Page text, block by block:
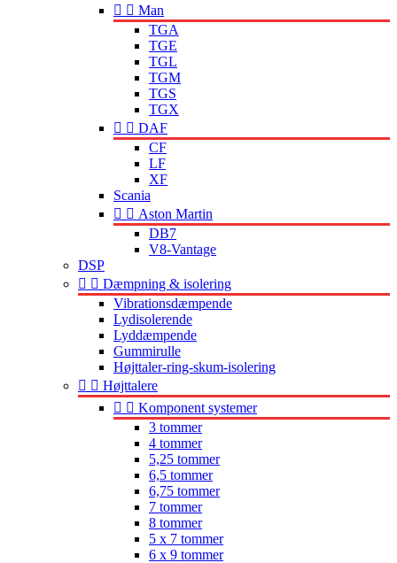
  Man
TGA
TGE
TGL
TGM
TGS
TGX
  DAF
CF
LF
XF
Scania
  Aston Martin
DB7
V8-Vantage
DSP
  Dæmpning & isolering
Vibrationsdæmpende
Lydisolerende
Lyddæmpende
Gummirulle
Højttaler-ring-skum-isolering
  Højttalere
  Komponent systemer
3 tommer
4 tommer
5,25 tommer
6,5 tommer
6,75 tommer
7 tommer
8 tommer
5 x 7 tommer
6 x 9 tommer